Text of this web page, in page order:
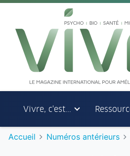
Aller au menu principal
Aller au contenu principal
Vivre, c'est...
Accueil Numéros antérieurs